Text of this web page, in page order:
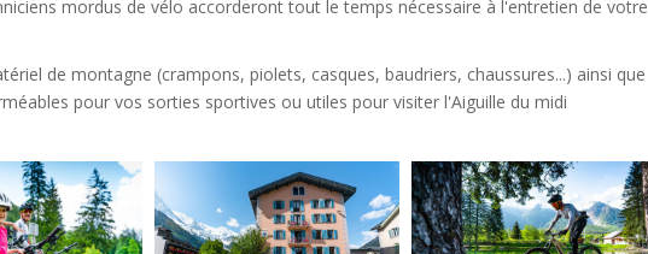
mordus de vélo accorderont tout le temps nécessaire à l'entretien de votre
de montagne (crampons, piolets, casques, baudriers, chaussures...) ainsi que
pour vos sorties sportives ou utiles pour visiter l'Aiguille du midi